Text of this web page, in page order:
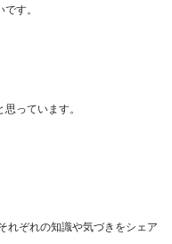
す。
っています。
れぞれの知識や気づきをシェア